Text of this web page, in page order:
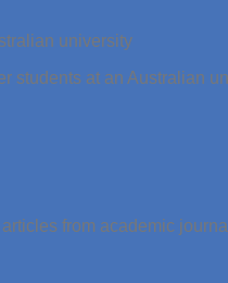
university
students at an Australian
from academic